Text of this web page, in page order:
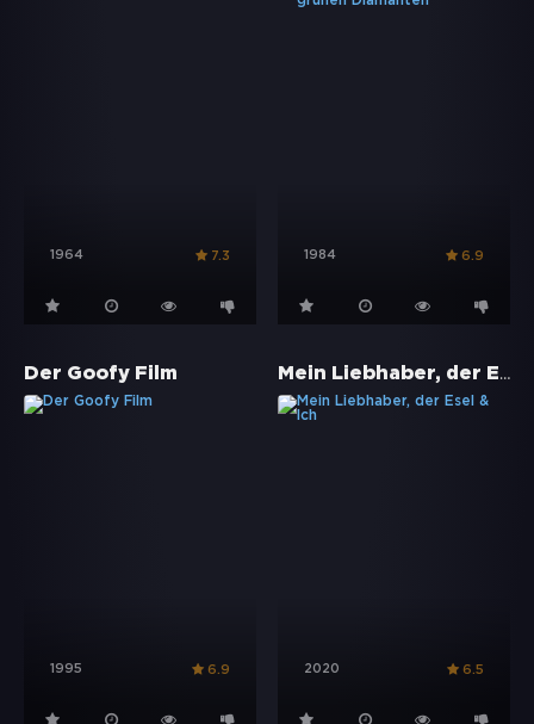
1964 7.3 1984 6.9
Der Goofy Film
1995 6.9
Mein Liebhaber, der Esel & Ich
2020 6.5